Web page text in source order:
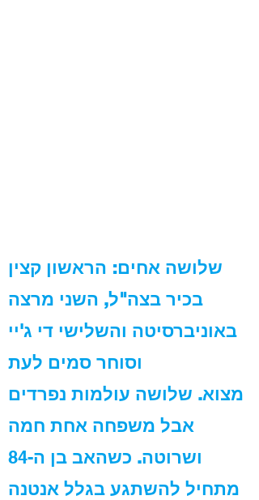
שלושה אחים: הראשון קצין
בכיר בצה"ל, השני מרצה
באוניברסיטה והשלישי די ג'יי
וסוחר סמים לעת
מצוא. שלושה עולמות נפרדים
אבל משפחה אחת חמה
ושרוטה. כשהאב בן ה-84
מתחיל להשתגע בגלל אנטנה